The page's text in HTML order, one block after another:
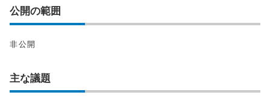
公開の範囲
非公開
主な議題